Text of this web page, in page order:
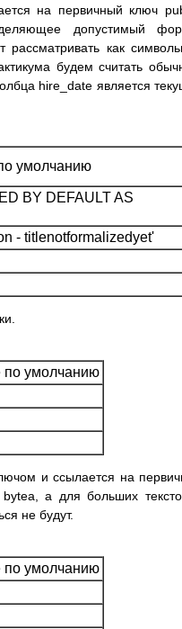
на первичный ключ
допустимый
рассматривать как
будем считать
hire_date является
умолчанию
BY DEFAULT AS
- titlenotformalizedyet'
по умолчанию
и ссылается на
а для больших
не будут.
по умолчанию